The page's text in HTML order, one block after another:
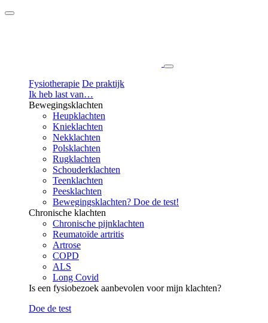
Fysiotherapie De praktijk
Ik heb last van…
Bewegingsklachten
Heupklachten
Knieklachten
Nekklachten
Polsklachten
Rugklachten
Schouderklachten
Teenklachten
Peesklachten
Bewegingsklachten? Doe de test!
Chronische klachten
Chronische pijnklachten
Reumatoïde artritis
Artrose
COPD
ALS
Long Covid
Is een fysiobezoek aanbevolen voor mijn klachten?
Doe de test